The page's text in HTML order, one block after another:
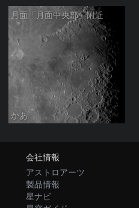
月面「月面中央部」附近
かあ
会社情報
アストロアーツ
製品情報
星ナビ